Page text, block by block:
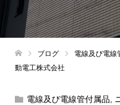
ブログ 電線及び電線
動電工株式会社
電線及び電線管付属品